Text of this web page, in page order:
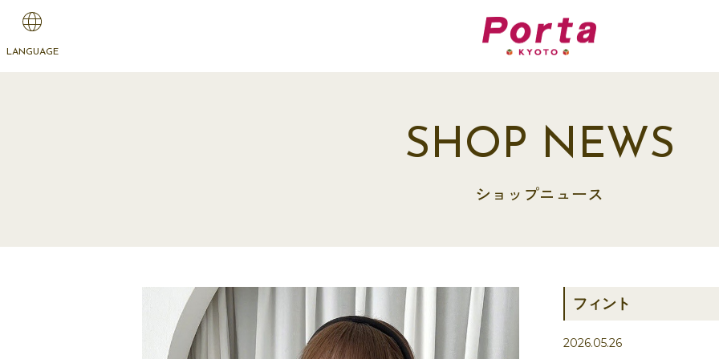
LANGUAGE
SHOP NEWS
ショップニュース
フィント
2026.05.26